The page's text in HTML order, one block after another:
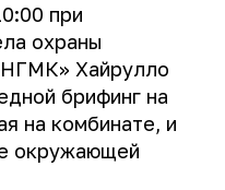
при
охраны
Хайрулло
брифинг на
на комбинате, и
окружающей